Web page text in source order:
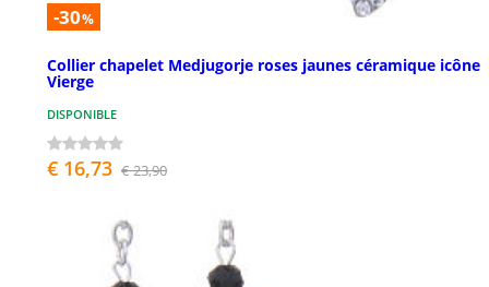
-30%
Collier chapelet Medjugorje roses jaunes céramique icône
Vierge
DISPONIBLE
€ 16,73 € 23,90